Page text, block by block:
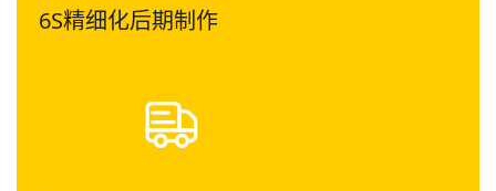
6S精细化后期制作